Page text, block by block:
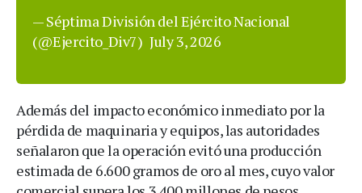
— Séptima División del Ejército Nacional
(@Ejercito_Div7) July 3, 2026
Además del impacto económico inmediato por la
pérdida de maquinaria y equipos, las autoridades
señalaron que la operación evitó una producción
estimada de 6.600 gramos de oro al mes, cuyo valor